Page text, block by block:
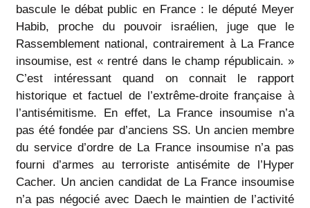
bascule le débat public en France : le député Meyer
Habib, proche du pouvoir israélien, juge que le
Rassemblement national, contrairement à La France
insoumise, est « rentré dans le champ républicain. »
C’est intéressant quand on connait le rapport
historique et factuel de l’extrême-droite française à
l’antisémitisme. En effet, La France insoumise n’a
pas été fondée par d’anciens SS. Un ancien membre
du service d’ordre de La France insoumise n’a pas
fourni d’armes au terroriste antisémite de l’Hyper
Cacher. Un ancien candidat de La France insoumise
n’a pas négocié avec Daech le maintien de l’activité